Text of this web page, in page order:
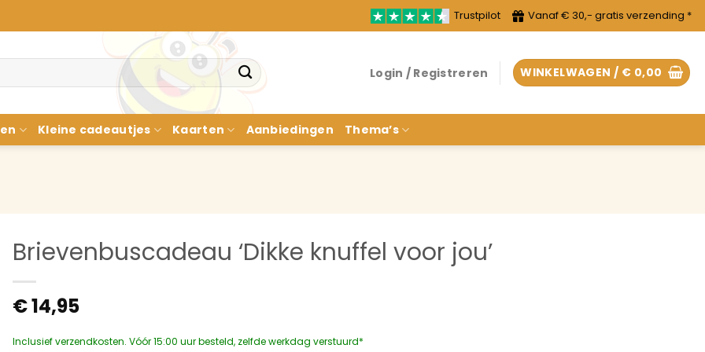
Trustpilot Vanaf € 30,- gratis verzending *
Login / Registreren WINKELWAGEN / € 0,00
Kleine cadeautjes Kaarten Aanbiedingen Thema’s
Brievenbuscadeau ‘Dikke knuffel voor jou’
€14,95
Inclusief verzendkosten. Vóór 15:00 uur besteld, zelfde werkdag verstuurd*